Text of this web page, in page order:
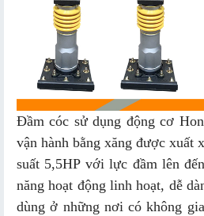
Đầm cóc sử dụng động cơ
vận hành bằng xăng được xuất
suất 5,5HP với lực đầm lên
năng hoạt động linh hoạt, dễ
dùng ở những nơi có không